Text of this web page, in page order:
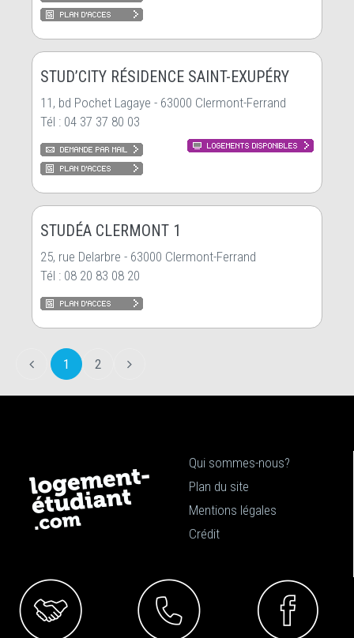
STUD’CITY RÉSIDENCE SAINT-EXUPÉRY
11, bd Pochet Lagaye - 63000 Clermont-Ferrand
Tél : 04 37 37 80 03
STUDÉA CLERMONT 1
25, rue Delarbre - 63000 Clermont-Ferrand
Tél : 08 20 83 08 20
1 2
Qui sommes-nous?
Plan du site
Mentions légales
Crédit